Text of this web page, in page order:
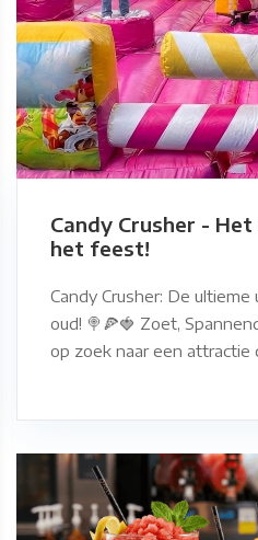
Candy Crusher -
het feest!
Candy Crusher: De
oud! 🍭🍕🍓 Zoet,
op zoek naar een attractie